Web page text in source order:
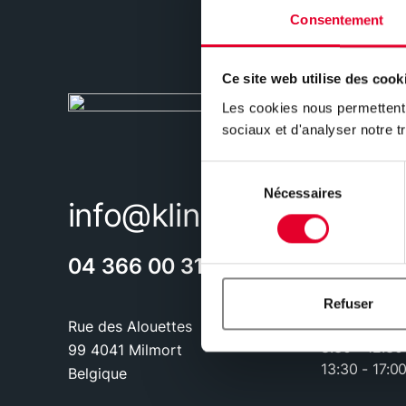
Consentement
Ce site web utilise des
Les cookies nous
sociaux et d'analyser notre
consentement
Nécessaires
Refuser
Chauffage & Sanitaire
Pompe à chaleur et climatisation
Chaudière à condensation
Boiler thermodynamique
Ventilation (VMC)
info@klinkenberg.be
04 366 00 31
Rue des Alouettes
99 4041 Milmort
Belgique
Du lundi au
8:30 - 12:30
13:30 - 17:00